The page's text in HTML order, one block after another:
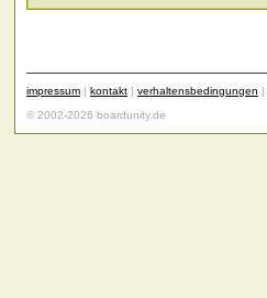
impressum | kontakt | verhaltensbedingungen |
© 2002-2026 boardunity.de